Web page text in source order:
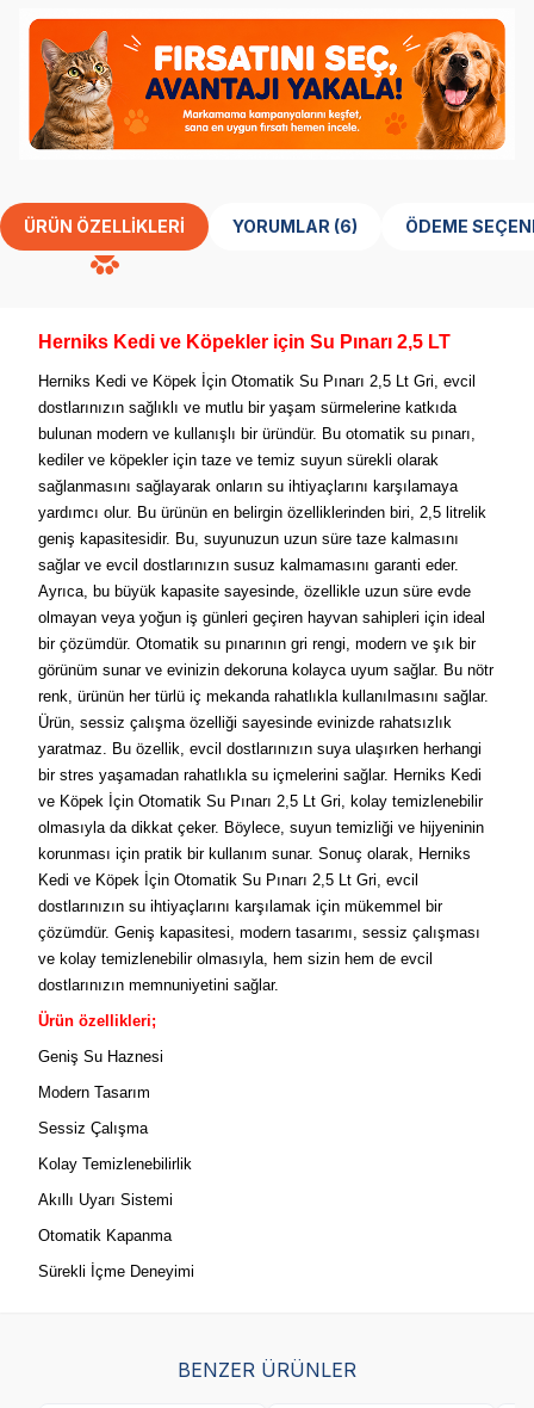
ÜRÜN ÖZELLIKLERI YORUMLAR (6) ÖDEME
Herniks Kedi ve Köpekler için Su Pınarı 2,5 LT
Herniks Kedi ve Köpek İçin Otomatik Su Pınarı 2,5 Lt Gri, evcil
dostlarınızın sağlıklı ve mutlu bir yaşam sürmelerine katkıda
bulunan modern ve kullanışlı bir üründür. Bu otomatik su pınarı,
kediler ve köpekler için taze ve temiz suyun sürekli olarak
sağlanmasını sağlayarak onların su ihtiyaçlarını karşılamaya
yardımcı olur. Bu ürünün en belirgin özelliklerinden biri, 2,5 litrelik
geniş kapasitesidir. Bu, suyunuzun uzun süre taze kalmasını
sağlar ve evcil dostlarınızın susuz kalmamasını garanti eder.
Ayrıca, bu büyük kapasite sayesinde, özellikle uzun süre evde
olmayan veya yoğun iş günleri geçiren hayvan sahipleri için ideal
bir çözümdür. Otomatik su pınarının gri rengi, modern ve şık bir
görünüm sunar ve evinizin dekoruna kolayca uyum sağlar. Bu nötr
renk, ürünün her türlü iç mekanda rahatlıkla kullanılmasını sağlar.
Ürün, sessiz çalışma özelliği sayesinde evinizde rahatsızlık
yaratmaz. Bu özellik, evcil dostlarınızın suya ulaşırken herhangi
bir stres yaşamadan rahatlıkla su içmelerini sağlar. Herniks Kedi
ve Köpek İçin Otomatik Su Pınarı 2,5 Lt Gri, kolay temizlenebilir
olmasıyla da dikkat çeker. Böylece, suyun temizliği ve hijyeninin
korunması için pratik bir kullanım sunar. Sonuç olarak, Herniks
Kedi ve Köpek İçin Otomatik Su Pınarı 2,5 Lt Gri, evcil
dostlarınızın su ihtiyaçlarını karşılamak için mükemmel bir
çözümdür. Geniş kapasitesi, modern tasarımı, sessiz çalışması
ve kolay temizlenebilir olmasıyla, hem sizin hem de evcil
dostlarınızın memnuniyetini sağlar.
Ürün özellikleri;
Geniş Su Haznesi
Modern Tasarım
Sessiz Çalışma
Kolay Temizlenebilirlik
Akıllı Uyarı Sistemi
Otomatik Kapanma
Sürekli İçme Deneyimi
BENZER ÜRÜNLER